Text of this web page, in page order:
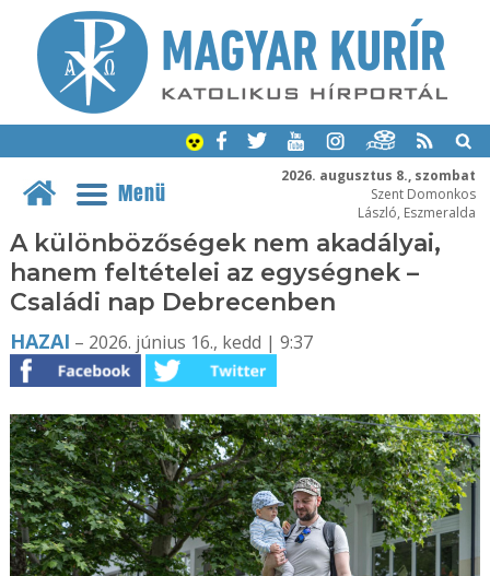
2026. augusztus 8., szombat
Szent Domonkos
László, Eszmeralda
Menü
A különbözőségek nem akadályai,
hanem feltételei az egységnek –
Családi nap Debrecenben
HAZAI – 2026. június 16., kedd | 9:37